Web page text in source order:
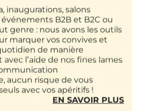
inaugurations, salons
événements B2B et B2C ou
genre : nous avons les outils
marquer vos convives et
de manière
avec l’aide de nos fines lames
aucun risque de vous
avec vos apéritifs !
EN SAVOIR PLUS